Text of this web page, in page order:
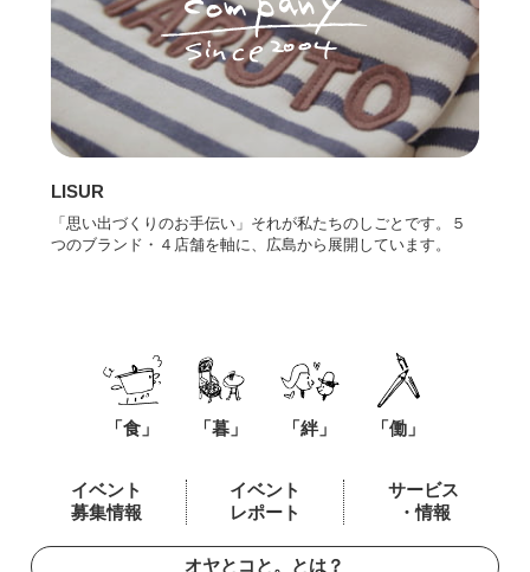
LISUR
「思い出づくりのお手伝い」それが私たちのしごとです。５
つのブランド・４店舗を軸に、広島から展開しています。
「食」 「暮」 「絆」 「働」
イベント
募集情報
イベント
レポート
サービス
・情報
オヤとコと。とは？